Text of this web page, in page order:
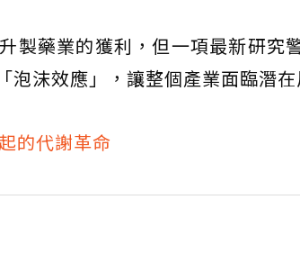
製藥業的獲利，但一項最新研究
沫效應」，讓整個產業面臨潛在
的代謝革命